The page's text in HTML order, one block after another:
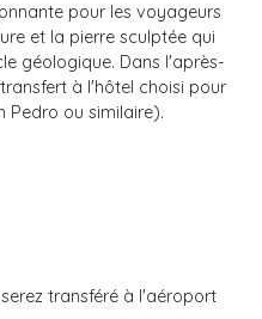
pour les voyageurs
et la pierre sculptée qui
géologique. Dans l'après-
à l'hôtel choisi pour
Pedro ou similaire).
transféré à l'aéroport